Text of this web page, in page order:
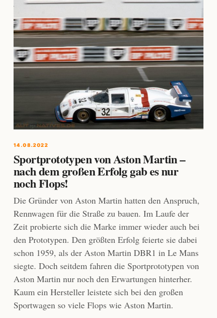
14.08.2022
Sportprototypen von Aston Martin –
nach dem großen Erfolg gab es nur
noch Flops!
Die Gründer von Aston Martin hatten den Anspruch,
Rennwagen für die Straße zu bauen. Im Laufe der
Zeit probierte sich die Marke immer wieder auch bei
den Prototypen. Den größten Erfolg feierte sie dabei
schon 1959, als der Aston Martin DBR1 in Le Mans
siegte. Doch seitdem fahren die Sportprototypen von
Aston Martin nur noch den Erwartungen hinterher.
Kaum ein Hersteller leistete sich bei den großen
Sportwagen so viele Flops wie Aston Martin.